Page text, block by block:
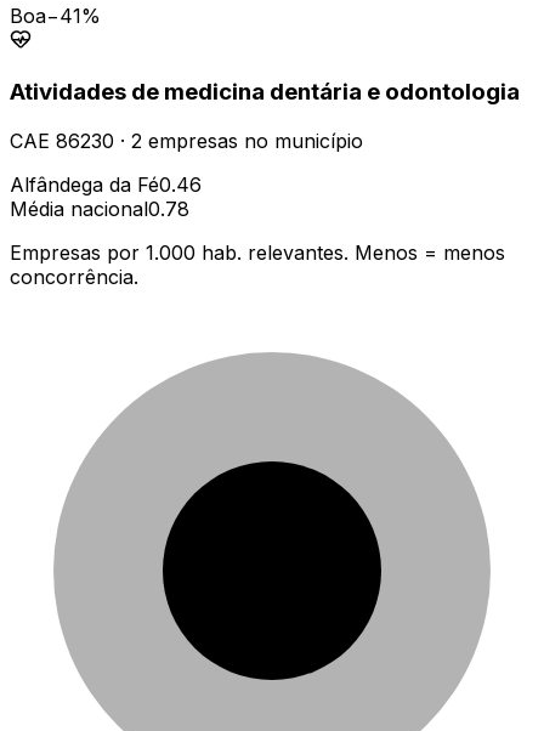
Boa−41%
Atividades de medicina dentária e odontologia
CAE 86230 · 2 empresas no município
Alfândega da Fé0.46
Média nacional0.78
Empresas por 1.000 hab. relevantes. Menos = menos
concorrência.